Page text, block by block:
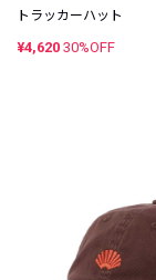
トラッカーハット
¥4,620 30%OFF